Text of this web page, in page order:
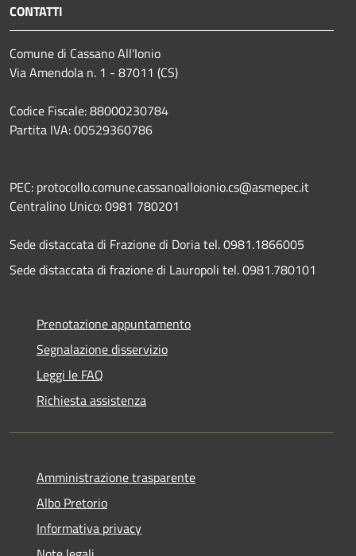
CONTATTI
Comune di Cassano All'Ionio
Via Amendola n. 1 - 87011 (CS)
Codice Fiscale: 88000230784
Partita IVA: 00529360786
PEC: protocollo.comune.cassanoalloionio.cs@asmepec.it
Centralino Unico: 0981 780201
Sede distaccata di Frazione di Doria tel. 0981.1866005
Sede distaccata di frazione di Lauropoli tel. 0981.780101
Prenotazione appuntamento
Segnalazione disservizio
Leggi le FAQ
Richiesta assistenza
Amministrazione trasparente
Albo Pretorio
Informativa privacy